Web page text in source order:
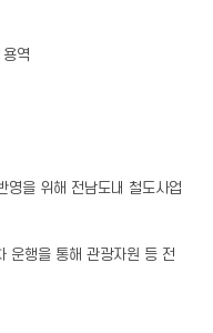
역
영을 위해 전남도내 철도사업
운행을 통해 관광자원 등 전